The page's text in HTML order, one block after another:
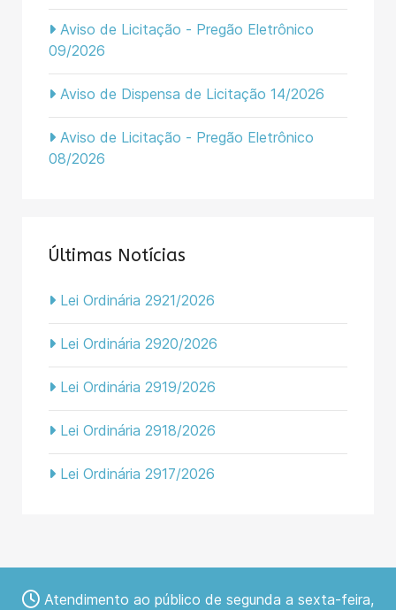
Aviso de Licitação - Pregão Eletrônico
09/2026
Aviso de Dispensa de Licitação 14/2026
Aviso de Licitação - Pregão Eletrônico
08/2026
Últimas Notícias
Lei Ordinária 2921/2026
Lei Ordinária 2920/2026
Lei Ordinária 2919/2026
Lei Ordinária 2918/2026
Lei Ordinária 2917/2026
Atendimento ao público de segunda a sexta-feira,